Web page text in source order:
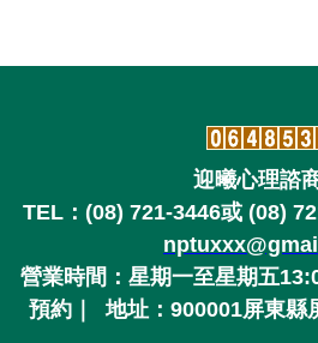
迎曦心理諮
TEL： (08) 721-3446或 (08)
營業時間 ：星期一至星期五
預約｜地址：900001屏東縣